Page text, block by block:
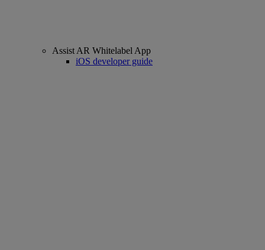
Assist AR Whitelabel App
iOS developer guide